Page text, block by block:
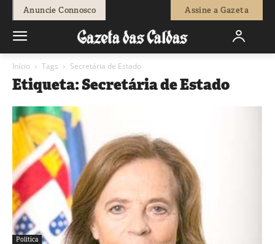
Anuncie Connosco Assine a Gazeta
Início Tags Secretária de Estado
Etiqueta: Secretária de Estado
Política